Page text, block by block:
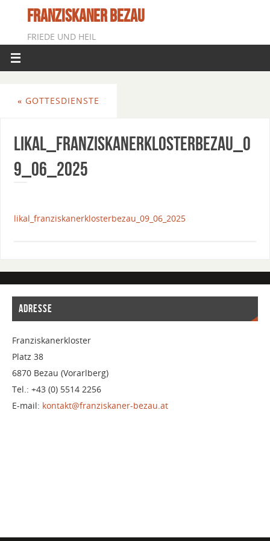
FRANZISKANER BEZAU
FRIEDE UND HEIL
« GOTTESDIENSTE
Likal_FranziskanerklosterBezau_0
9_06_2025
likal_franziskanerklosterbezau_09_06_2025
ADRESSE
Franziskanerkloster
Platz 38
6870 Bezau (Vorarlberg)
Tel.: +43 (0) 5514 2256
E-mail: kontakt@franziskaner-bezau.at